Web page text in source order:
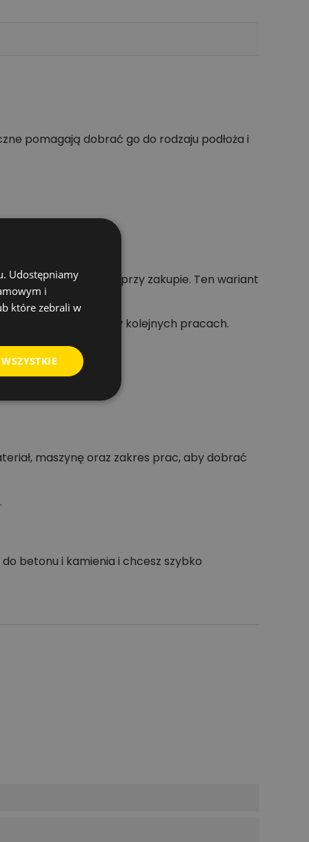
pomagają dobrać go do rodzaju podłoża i
odniesienia przy zakupie. Ten wariant
akcesoriów przy kolejnych pracach.
maszynę oraz zakres prac, aby dobrać
betonu i kamienia i chcesz szybko
Udostępniamy
i
które zebrali w